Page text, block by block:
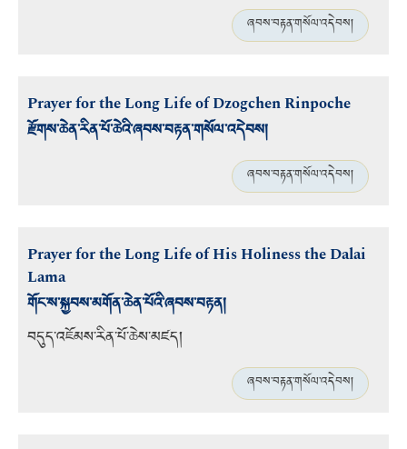
ཞབས་བརྟན་གསོལ་འདེབས།
Prayer for the Long Life of Dzogchen Rinpoche
རྫོགས་ཆེན་རིན་པོ་ཆེའི་ཞབས་བརྟན་གསོལ་འདེབས།
ཞབས་བརྟན་གསོལ་འདེབས།
Prayer for the Long Life of His Holiness the Dalai
Lama
གོང་ས་སྐྱབས་མགོན་ཆེན་པོའི་ཞབས་བརྟན།
བདུད་འཇོམས་རིན་པོ་ཆེས་མཛད།
ཞབས་བརྟན་གསོལ་འདེབས།